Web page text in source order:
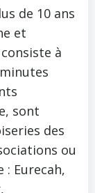
de 10 ans
et
à
sont
des
ou
Eurecah,